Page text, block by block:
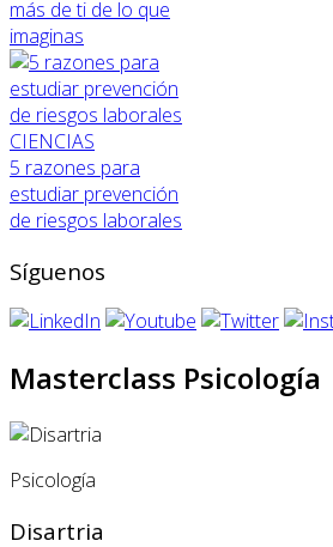
más de ti de lo que
imaginas
CIENCIAS
5 razones para
estudiar prevención
de riesgos laborales
Síguenos
Masterclass Psicología
Psicología
Disartria